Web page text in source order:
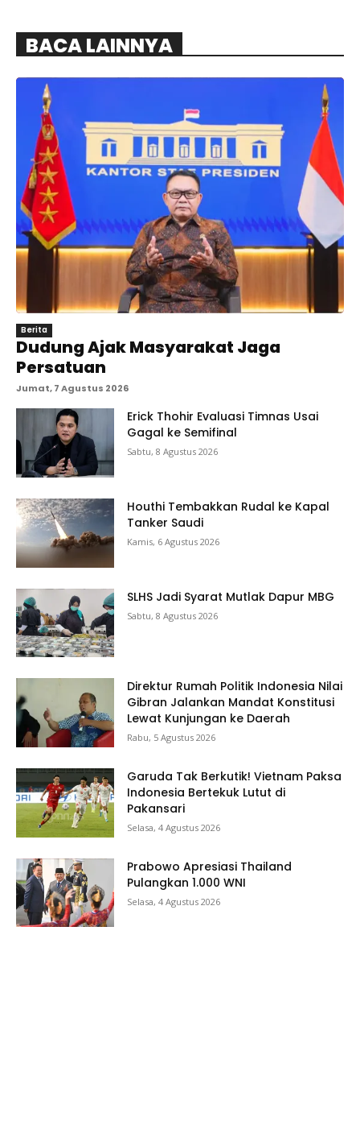
BACA LAINNYA
Berita
Dudung Ajak Masyarakat Jaga
Persatuan
Jumat, 7 Agustus 2026
Erick Thohir Evaluasi Timnas Usai
Gagal ke Semifinal
Sabtu, 8 Agustus 2026
Houthi Tembakkan Rudal ke Kapal
Tanker Saudi
Kamis, 6 Agustus 2026
SLHS Jadi Syarat Mutlak Dapur MBG
Sabtu, 8 Agustus 2026
Direktur Rumah Politik Indonesia Nilai
Gibran Jalankan Mandat Konstitusi
Lewat Kunjungan ke Daerah
Rabu, 5 Agustus 2026
Garuda Tak Berkutik! Vietnam Paksa
Indonesia Bertekuk Lutut di
Pakansari
Selasa, 4 Agustus 2026
Prabowo Apresiasi Thailand
Pulangkan 1.000 WNI
Selasa, 4 Agustus 2026